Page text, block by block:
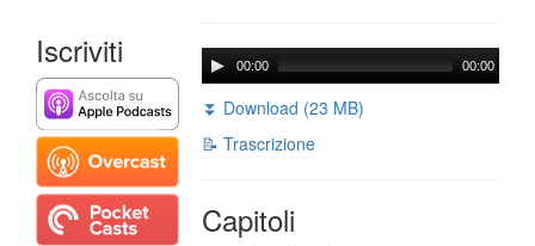
Iscriviti 00:00 00:00
⏬ Download (23 MB)
📝 Trascrizione
Capitoli